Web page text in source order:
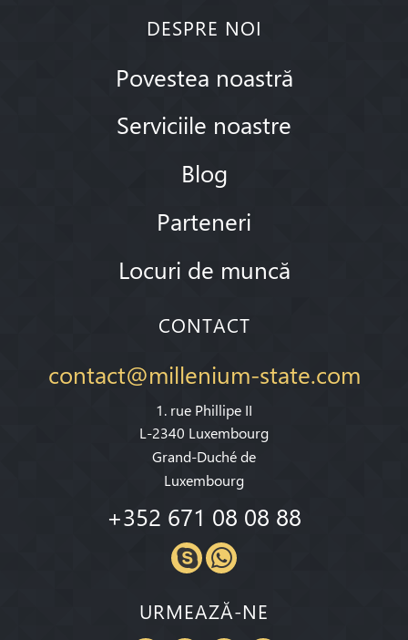
DESPRE NOI
Povestea noastră
Serviciile noastre
Blog
Parteneri
Locuri de muncă
CONTACT
contact@millenium-state.com
1. rue Phillipe II
L-2340 Luxembourg
Grand-Duché de
Luxembourg
+352 671 08 08 88
URMEAZĂ-NE